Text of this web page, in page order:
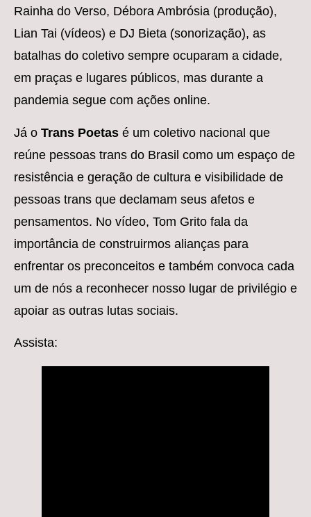
Rainha do Verso, Débora Ambrósia (produção),
Lian Tai (vídeos) e DJ Bieta (sonorização), as
batalhas do coletivo sempre ocuparam a cidade,
em praças e lugares públicos, mas durante a
pandemia segue com ações online.
Já o Trans Poetas é um coletivo nacional que
reúne pessoas trans do Brasil como um espaço de
resistência e geração de cultura e visibilidade de
pessoas trans que declamam seus afetos e
pensamentos. No vídeo, Tom Grito fala da
importância de construirmos alianças para
enfrentar os preconceitos e também convoca cada
um de nós a reconhecer nosso lugar de privilégio e
apoiar as outras lutas sociais.
Assista: